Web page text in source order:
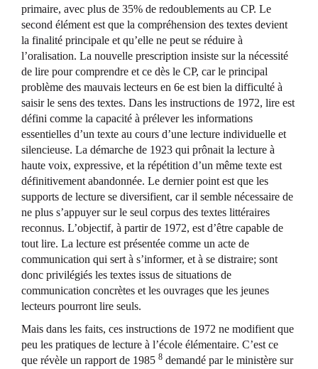
primaire, avec plus de 35% de redoublements au CP. Le
second élément est que la compréhension des textes devient
la finalité principale et qu’elle ne peut se réduire à
l’oralisation. La nouvelle prescription insiste sur la nécessité
de lire pour comprendre et ce dès le CP, car le principal
problème des mauvais lecteurs en 6e est bien la difficulté à
saisir le sens des textes. Dans les instructions de 1972, lire est
défini comme la capacité à prélever les informations
essentielles d’un texte au cours d’une lecture individuelle et
silencieuse. La démarche de 1923 qui prônait la lecture à
haute voix, expressive, et la répétition d’un même texte est
définitivement abandonnée. Le dernier point est que les
supports de lecture se diversifient, car il semble nécessaire de
ne plus s’appuyer sur le seul corpus des textes littéraires
reconnus. L’objectif, à partir de 1972, est d’être capable de
tout lire. La lecture est présentée comme un acte de
communication qui sert à s’informer, et à se distraire; sont
donc privilégiés les textes issus de situations de
communication concrètes et les ouvrages que les jeunes
lecteurs pourront lire seuls.
Mais dans les faits, ces instructions de 1972 ne modifient que
peu les pratiques de lecture à l’école élémentaire. C’est ce
que révèle un rapport de 1985 8 demandé par le ministère sur